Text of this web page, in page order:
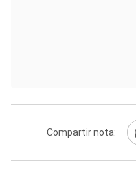
Compartir nota: